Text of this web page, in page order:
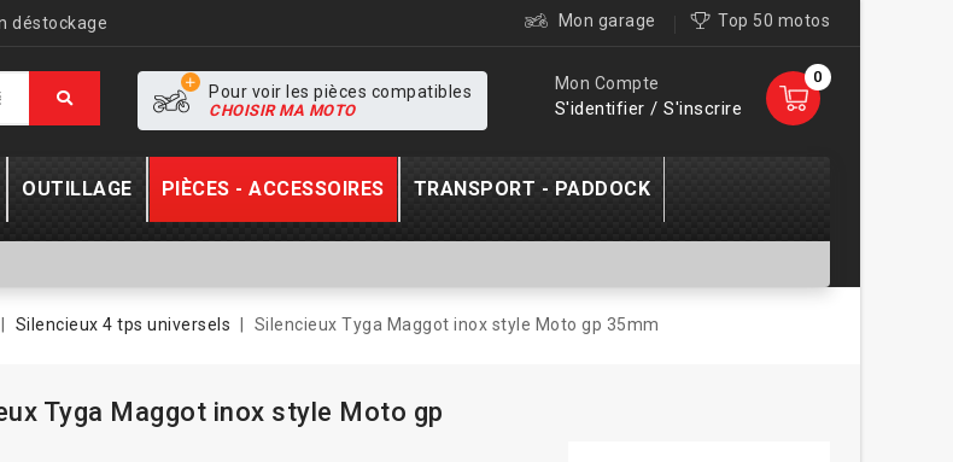
déstockage Mon garage Top 50 motos
0
Mon Compte
S'identifier / S'inscrire
Pour voir les pièces compatibles
CHOISIR MA MOTO
OUTILLAGE PIÈCES - ACCESSOIRES TRANSPORT - PADDOCK
Silencieux 4 tps universels Silencieux Tyga Maggot inox style Moto gp 35mm
Tyga Maggot inox style Moto gp